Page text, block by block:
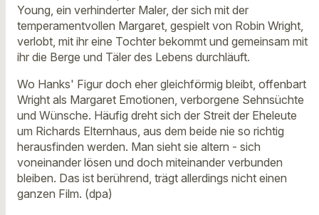
Young, ein verhinderter Maler, der sich mit der
temperamentvollen Margaret, gespielt von Robin Wright,
verlobt, mit ihr eine Tochter bekommt und gemeinsam mit
ihr die Berge und Täler des Lebens durchläuft.
Wo Hanks' Figur doch eher gleichförmig bleibt, offenbart
Wright als Margaret Emotionen, verborgene Sehnsüchte
und Wünsche. Häufig dreht sich der Streit der Eheleute
um Richards Elternhaus, aus dem beide nie so richtig
herausfinden werden. Man sieht sie altern - sich
voneinander lösen und doch miteinander verbunden
bleiben. Das ist berührend, trägt allerdings nicht einen
ganzen Film. (dpa)